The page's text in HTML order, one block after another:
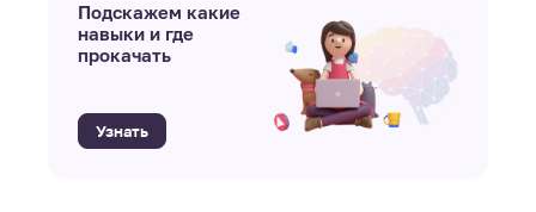
Подскажем какие
навыки и где
прокачать
Узнать